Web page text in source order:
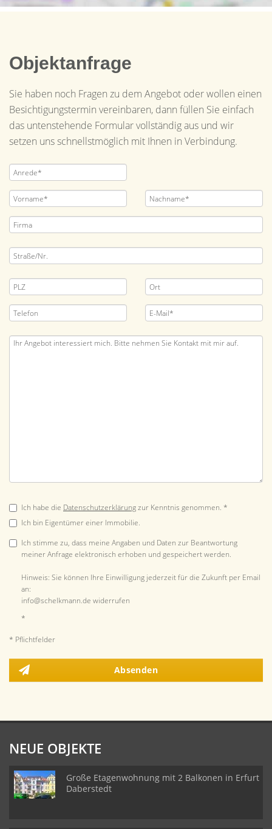
Objektanfrage
Sie haben noch Fragen zu dem Angebot oder wollen einen
Besichtigungstermin vereinbaren, dann füllen Sie einfach
das untenstehende Formular vollständig aus und wir
setzen uns schnellstmöglich mit Ihnen in Verbindung.
Ich habe die Datenschutzerklärungzur Kenntnis genommen. *
Ich bin Eigentümer einer Immobilie.
Ich stimme zu, dass meine Angaben und Daten zur Beantwortung
meiner Anfrage elektronisch erhoben und gespeichert werden.
Hinweis: Sie können Ihre Einwilligung jederzeit für die Zukunft per Email
an:
info@schelkmann.de widerrufen
*
* Pflichtfelder
Absenden
NEUE OBJEKTE
Große Etagenwohnung mit 2 Balkonen in Erfurt
Daberstedt